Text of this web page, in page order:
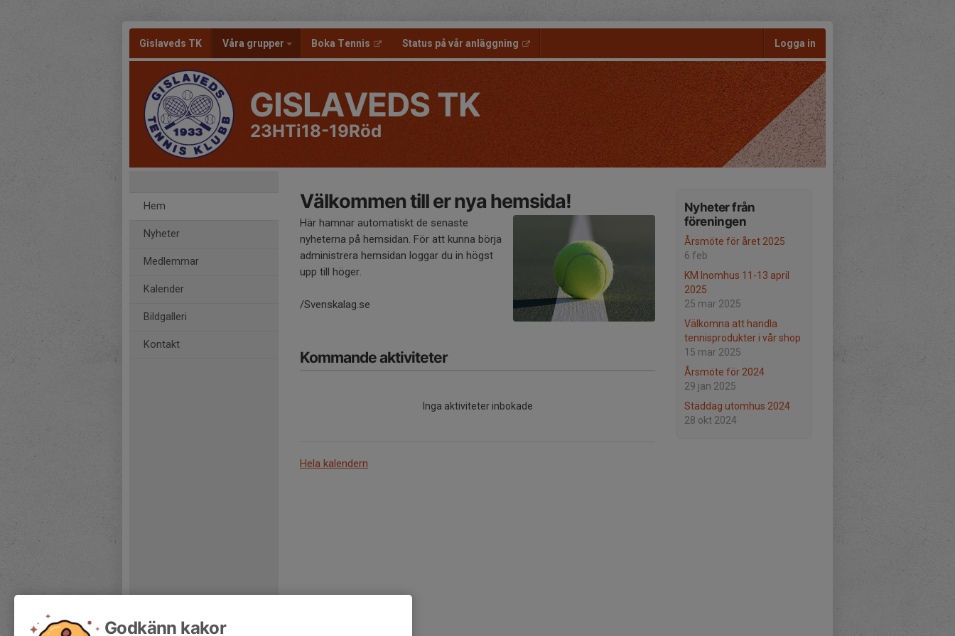
Gislaveds TK Våra grupper Boka Tennis Status på vår anläggning Logga in
GISLAVEDS TK
23HTi18-19Röd
Hem
Nyheter
Medlemmar
Kalender
Bildgalleri
Kontakt
Nyheter från
föreningen
Årsmöte för året 2025
6 feb
KM Inomhus 11-13 april
2025
25 mar 2025
Välkomna att handla
tennisprodukter i vår shop
15 mar 2025
Årsmöte för 2024
29 jan 2025
Städdag utomhus 2024
28 okt 2024
Välkommen till er nya hemsida!
Här hamnar automatiskt de senaste
nyheterna på hemsidan. För att kunna börja
administrera hemsidan loggar du in högst
upp till höger.
/Svenskalag.se
Kommande aktiviteter
Inga aktiviteter inbokade
Hela kalendern
Godkänn kakor